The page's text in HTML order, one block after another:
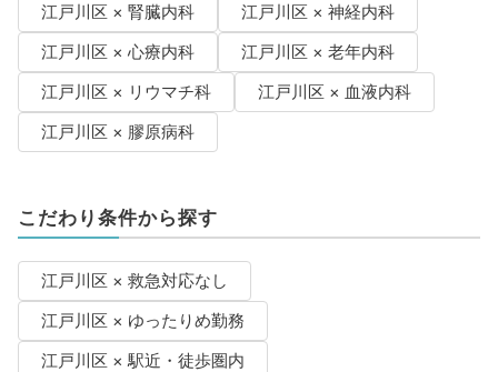
江戸川区 × 腎臓内科
江戸川区 × 神経内科
江戸川区 × 心療内科
江戸川区 × 老年内科
江戸川区 × リウマチ科
江戸川区 × 血液内科
江戸川区 × 膠原病科
こだわり条件から探す
江戸川区 × 救急対応なし
江戸川区 × ゆったりめ勤務
江戸川区 × 駅近・徒歩圏内